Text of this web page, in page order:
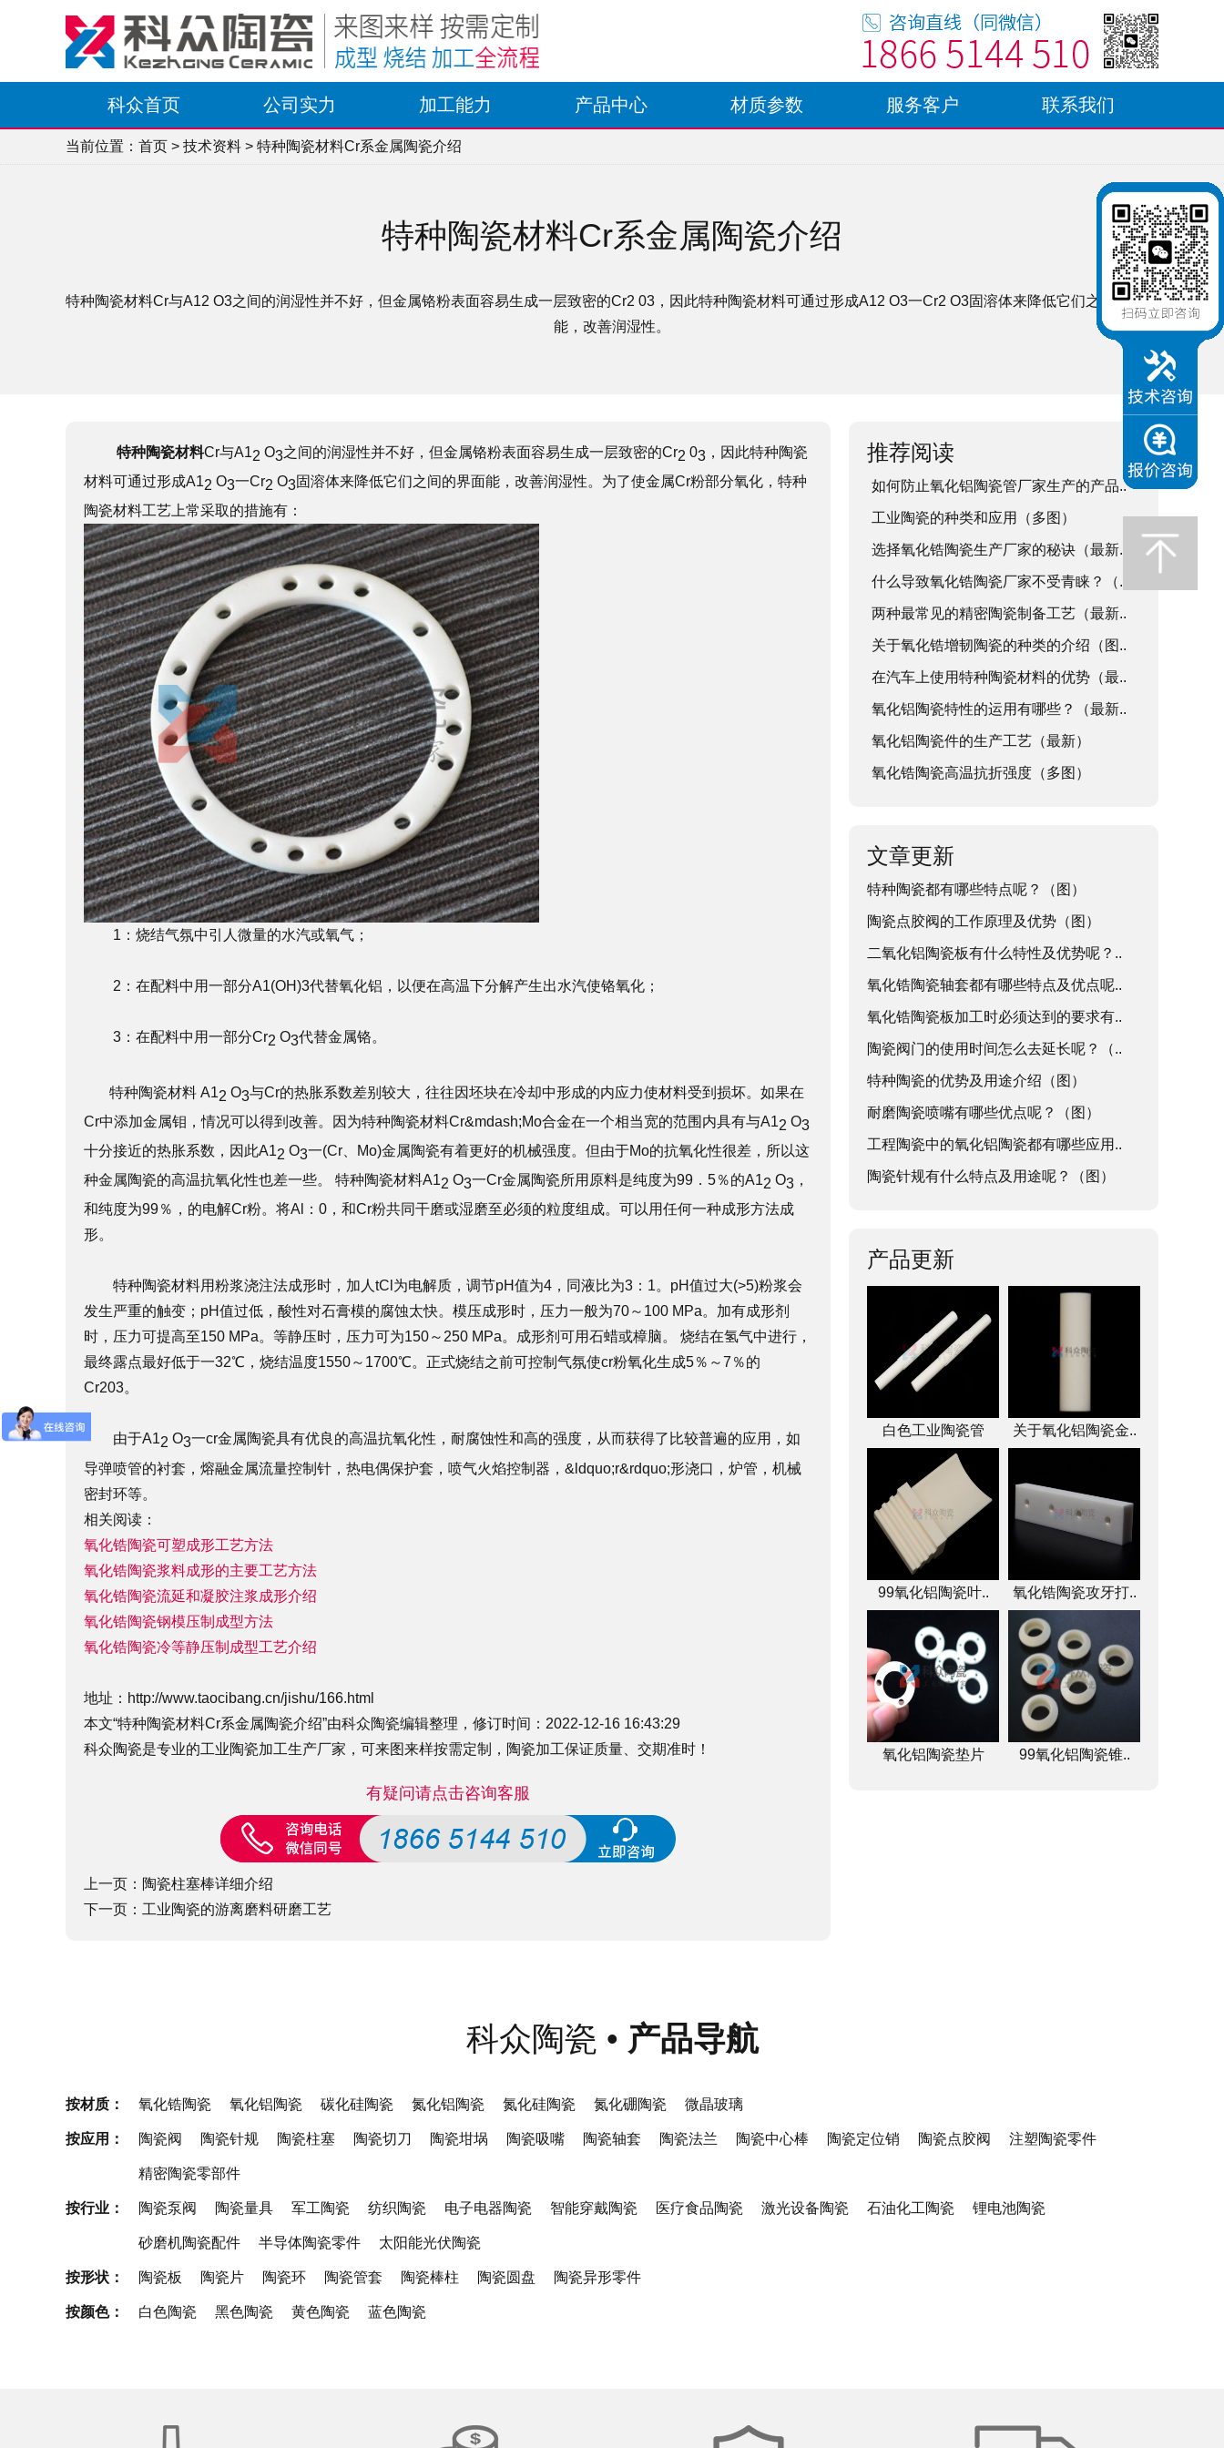
科众首页 公司实力 加工能力 产品中心 材质参数 服务客户 联系我们
当前位置： 首页 > 技术资料 > 特种陶瓷材料Cr系金属陶瓷介绍
特种陶瓷材料Cr系金属陶瓷介绍
特种陶瓷材料Cr与A12 O3之间的润湿性并不好，但金属铬粉表面容易生成一层致密的Cr2 03，因此特种陶瓷材料可通过形成A12 O3一Cr2 O3固溶体来降低它们之间的界面
能，改善润湿性。
特种陶瓷材料Cr与A12 O3之间的润湿性并不好，但金属铬粉表面容易生成一层致密的Cr2 03 ，因此特种陶瓷
材料可通过形成A12 O3一Cr2 O3固溶体来降低它们之间的界面能，改善润湿性。为了使金属Cr粉部分氧化，特种
陶瓷材料工艺上常采取的措施有：
1：烧结气氛中引人微量的水汽或氧气；
2：在配料中用一部分A1(OH)3代替氧化铝，以便在高温下分解产生出水汽使铬氧化；
3：在配料中用一部分Cr2 O3代替金属铬。
特种陶瓷材料 A12 O3与Cr的热胀系数差别较大，往往因坯块在冷却中形成的内应力使材料受到损坏。如果在
Cr中添加金属钼，情况可以得到改善。因为特种陶瓷材料Cr&mdash;Mo合金在一个相当宽的范围内具有与A12 O3
十分接近的热胀系数，因此A12 O3一(Cr、Mo)金属陶瓷有着更好的机械强度。但由于Mo的抗氧化性很差，所以这
种金属陶瓷的高温抗氧化性也差一些。 特种陶瓷材料A12 O3一Cr金属陶瓷所用原料是纯度为99．5％的A12 O3 ，
和纯度为99％，的电解Cr粉。将Al：0，和Cr粉共同干磨或湿磨至必须的粒度组成。可以用任何一种成形方法成
形。
特种陶瓷材料用粉浆浇注法成形时，加人tCl为电解质，调节pH值为4，同液比为3：1。pH值过大(>5)粉浆会
发生严重的触变；pH值过低，酸性对石膏模的腐蚀太快。模压成形时，压力一般为70～100 MPa。加有成形剂
时，压力可提高至150 MPa。等静压时，压力可为150～250 MPa。成形剂可用石蜡或樟脑。 烧结在氢气中进行，
最终露点最好低于一32℃，烧结温度1550～1700℃。正式烧结之前可控制气氛使cr粉氧化生成5％～7％的
Cr203。
由于A12 O3一cr金属陶瓷具有优良的高温抗氧化性，耐腐蚀性和高的强度，从而获得了比较普遍的应用，如
导弹喷管的衬套，熔融金属流量控制针，热电偶保护套，喷气火焰控制器，&ldquo;r&rdquo;形浇口，炉管，机械
密封环等。
相关阅读：
氧化锆陶瓷可塑成形工艺方法
氧化锆陶瓷浆料成形的主要工艺方法
氧化锆陶瓷流延和凝胶注浆成形介绍
氧化锆陶瓷钢模压制成型方法
氧化锆陶瓷冷等静压制成型工艺介绍
地址： http://www.taocibang.cn/jishu/166.html
本文“特种陶瓷材料Cr系金属陶瓷介绍”由科众陶瓷编辑整理，修订时间：2022-12-16 16:43:29
科众陶瓷是专业的工业陶瓷加工生产厂家，可来图来样按需定制， 陶瓷加工保证质量、交期准时！
有疑问请点击咨询客服
上一页： 陶瓷柱塞棒详细介绍
下一页： 工业陶瓷的游离磨料研磨工艺
推荐阅读
如何防止氧化铝陶瓷管厂家生产的产品..
工业陶瓷的种类和应用（多图）
选择氧化锆陶瓷生产厂家的秘诀（最新..
什么导致氧化锆陶瓷厂家不受青睐？（..
两种最常见的精密陶瓷制备工艺（最新..
关于氧化锆增韧陶瓷的种类的介绍（图..
在汽车上使用特种陶瓷材料的优势（最..
氧化铝陶瓷特性的运用有哪些？（最新..
氧化铝陶瓷件的生产工艺（最新）
氧化锆陶瓷高温抗折强度（多图）
文章更新
特种陶瓷都有哪些特点呢？（图）
陶瓷点胶阀的工作原理及优势（图）
二氧化铝陶瓷板有什么特性及优势呢？..
氧化锆陶瓷轴套都有哪些特点及优点呢..
氧化锆陶瓷板加工时必须达到的要求有..
陶瓷阀门的使用时间怎么去延长呢？（..
特种陶瓷的优势及用途介绍（图）
耐磨陶瓷喷嘴有哪些优点呢？（图）
工程陶瓷中的氧化铝陶瓷都有哪些应用..
陶瓷针规有什么特点及用途呢？（图）
产品更新
白色工业陶瓷管 关于氧化铝陶瓷金..
99氧化铝陶瓷叶.. 氧化锆陶瓷攻牙打..
氧化铝陶瓷垫片 99氧化铝陶瓷锥..
科众陶瓷 • 产品导航
按材质： 氧化锆陶瓷 氧化铝陶瓷 碳化硅陶瓷 氮化铝陶瓷 氮化硅陶瓷 氮化硼陶瓷 微晶玻璃
按应用： 陶瓷阀 陶瓷针规 陶瓷柱塞 陶瓷切刀 陶瓷坩埚 陶瓷吸嘴 陶瓷轴套 陶瓷法兰 陶瓷中心棒 陶瓷定位销 陶瓷点胶阀 注塑陶瓷零件
精密陶瓷零部件
按行业： 陶瓷泵阀 陶瓷量具 军工陶瓷 纺织陶瓷 电子电器陶瓷 智能穿戴陶瓷 医疗食品陶瓷 激光设备陶瓷 石油化工陶瓷 锂电池陶瓷
砂磨机陶瓷配件 半导体陶瓷零件 太阳能光伏陶瓷
按形状： 陶瓷板 陶瓷片 陶瓷环 陶瓷管套 陶瓷棒柱 陶瓷圆盘 陶瓷异形零件
按颜色： 白色陶瓷 黑色陶瓷 黄色陶瓷 蓝色陶瓷